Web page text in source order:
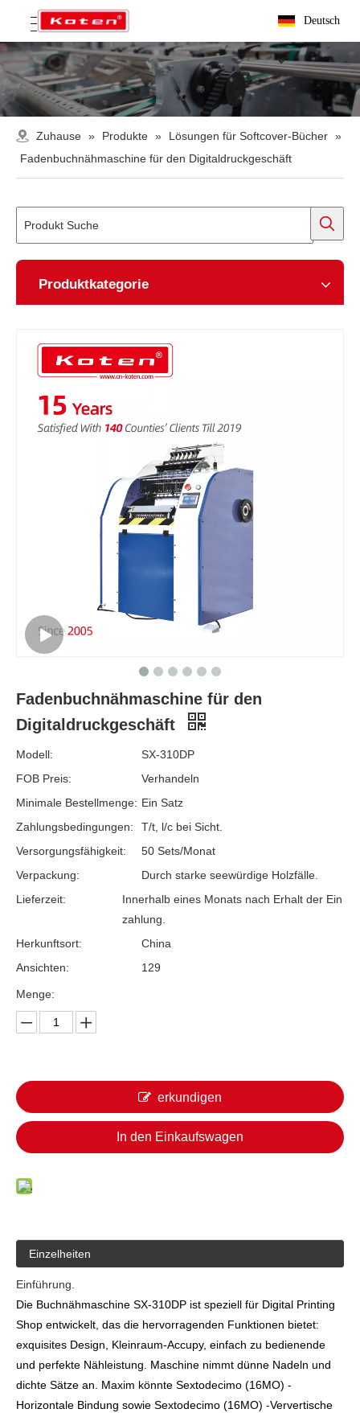
Deutsch
Zuhause » Produkte » Lösungen für Softcover-Bücher »
Fadenbuchnähmaschine für den Digitaldruckgeschäft
Produktkategorie
Fadenbuchnähmaschine für den
Digitaldruckgeschäft
Modell:
SX-310DP
FOB Preis:
Verhandeln
Minimale Bestellmenge: Ein Satz
Zahlungsbedingungen:
T/t, l/c bei Sicht.
Versorgungsfähigkeit:
50 Sets/Monat
Verpackung:
Durch starke seewürdige Holzfälle.
Lieferzeit:
Innerhalb eines Monats nach Erhalt der Ein
zahlung.
Herkunftsort:
China
Ansichten:
129
Menge:
erkundigen
In den Einkaufswagen
Einzelheiten
Einführung.
Die Buchnähmaschine SX-310DP ist speziell für Digital Printing
Shop entwickelt, das die hervorragenden Funktionen bietet:
exquisites Design, Kleinraum-Accupy, einfach zu bedienende
und perfekte Nähleistung. Maschine nimmt dünne Nadeln und
dichte Sätze an. Maxim könnte Sextodecimo (16MO) -
Horizontale Bindung sowie Sextodecimo (16MO) -Ververtische